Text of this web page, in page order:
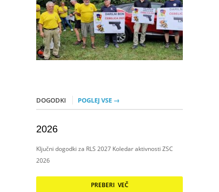
DOGODKI POGLEJ VSE →
2026
Ključni dogodki za RLS 2027 Koledar aktivnosti ZSC
2026
PREBERI VEČ